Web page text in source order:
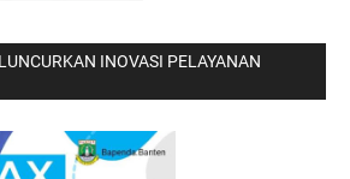
INOVASI PELAYANAN